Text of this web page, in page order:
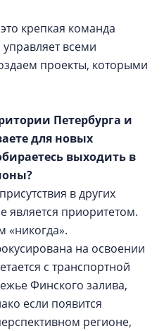
крепкая команда
всеми
проекты, которыми
Петербурга и
для новых
выходить в
в других
является приоритетом.
«никогда».
на освоении
с транспортной
Финского залива,
если появится
регионе,